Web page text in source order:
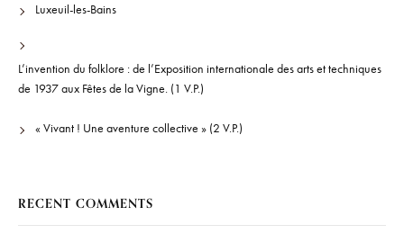
Luxeuil-les-Bains
L’invention du folklore : de l’Exposition internationale des arts et techniques
de 1937 aux Fêtes de la Vigne. (1 V.P.)
« Vivant ! Une aventure collective » (2 V.P.)
RECENT COMMENTS